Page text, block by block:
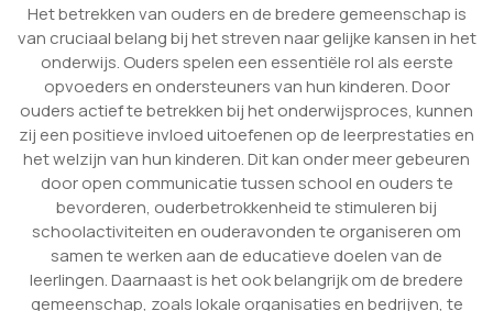
Het betrekken van ouders en de bredere gemeenschap is
van cruciaal belang bij het streven naar gelijke kansen in het
onderwijs. Ouders spelen een essentiële rol als eerste
opvoeders en ondersteuners van hun kinderen. Door
ouders actief te betrekken bij het onderwijsproces, kunnen
zij een positieve invloed uitoefenen op de leerprestaties en
het welzijn van hun kinderen. Dit kan onder meer gebeuren
door open communicatie tussen school en ouders te
bevorderen, ouderbetrokkenheid te stimuleren bij
schoolactiviteiten en ouderavonden te organiseren om
samen te werken aan de educatieve doelen van de
leerlingen. Daarnaast is het ook belangrijk om de bredere
gemeenschap, zoals lokale organisaties en bedrijven, te